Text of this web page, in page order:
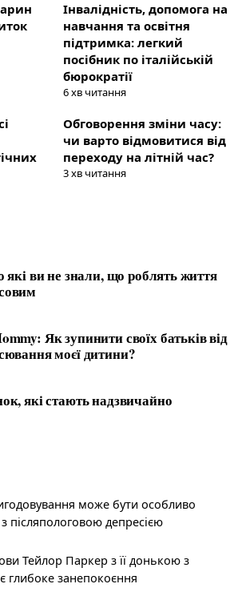
Інвалідність, допомога на
навчання та освітня
підтримка: легкий
посібник по італійській
бюрократії
6хв читання
Обговорення зміни часу:
чи варто відмовитися від
переходу на літній час?
3хв читання
які ви не знали, що роблять життя
Як зупинити своїх батьків від
моєї дитини?
які стають надзвичайно
може бути особливо
післяпологовою депресією
Тейлор Паркер з її донькою з
глибоке занепокоєння